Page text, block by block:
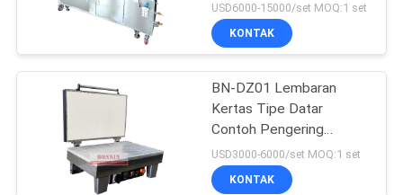
KAMI
PABRIK
Penguji kemasan
kertas
42
Sheet Mantan Dengan 3
vacuum dryer
USD6000-15000/set MOQ:1 set
KONTAK
BN-DZ01 Lembaran
Kertas Tipe Datar
Contoh Pengering
Kecepatan Cepat
USD3000-6000/set MOQ:1 set
KONTAK